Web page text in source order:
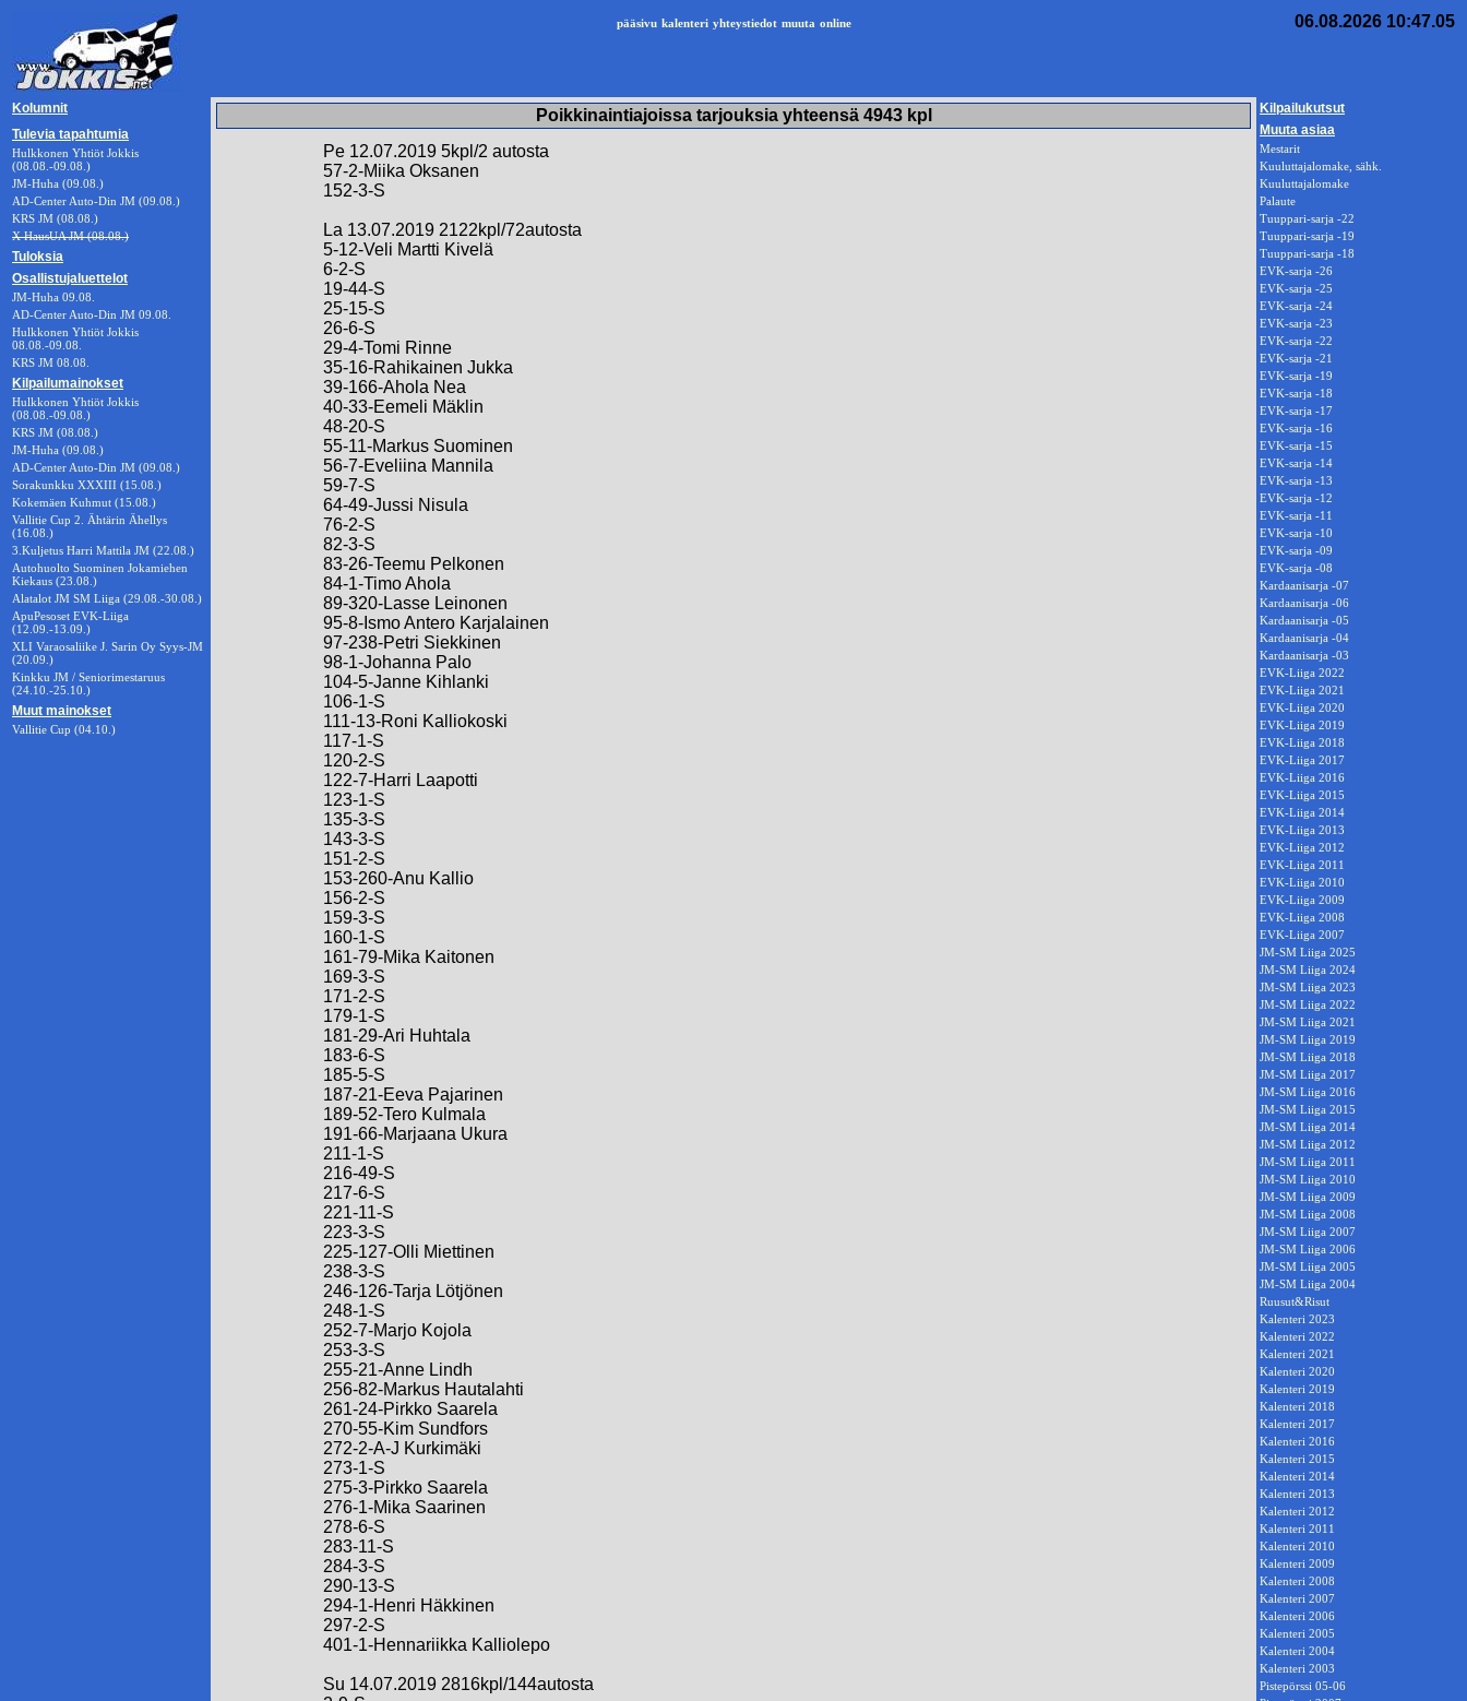
pääsivu kalenteri yhteystiedot muuta online 06.08.2026 10:47.05
Kolumnit
Tulevia tapahtumia
Hulkkonen Yhtiöt Jokkis
(08.08.-09.08.)
JM-Huha (09.08.)
AD-Center Auto-Din JM (09.08.)
KRS JM (08.08.)
X HausUA JM (08.08.)
Tuloksia
Osallistujaluettelot
JM-Huha 09.08.
AD-Center Auto-Din JM 09.08.
Hulkkonen Yhtiöt Jokkis
08.08.-09.08.
KRS JM 08.08.
Kilpailumainokset
Hulkkonen Yhtiöt Jokkis
(08.08.-09.08.)
KRS JM (08.08.)
JM-Huha (09.08.)
AD-Center Auto-Din JM (09.08.)
Sorakunkku XXXIII (15.08.)
Kokemäen Kuhmut (15.08.)
Vallitie Cup 2. Ähtärin Ähellys
(16.08.)
3.Kuljetus Harri Mattila JM (22.08.)
Autohuolto Suominen Jokamiehen
Kiekaus (23.08.)
Alatalot JM SM Liiga (29.08.-30.08.)
ApuPesoset EVK-Liiga
(12.09.-13.09.)
XLI Varaosaliike J. Sarin Oy Syys-JM
(20.09.)
Kinkku JM / Seniorimestaruus
(24.10.-25.10.)
Muut mainokset
Vallitie Cup (04.10.)
Poikkinaintiajoissa tarjouksia yhteensä 4943 kpl
Pe 12.07.2019 5kpl/2 autosta
57-2-Miika Oksanen
152-3-S
La 13.07.2019 2122kpl/72autosta
5-12-Veli Martti Kivelä
6-2-S
19-44-S
25-15-S
26-6-S
29-4-Tomi Rinne
35-16-Rahikainen Jukka
39-166-Ahola Nea
40-33-Eemeli Mäklin
48-20-S
55-11-Markus Suominen
56-7-Eveliina Mannila
59-7-S
64-49-Jussi Nisula
76-2-S
82-3-S
83-26-Teemu Pelkonen
84-1-Timo Ahola
89-320-Lasse Leinonen
95-8-Ismo Antero Karjalainen
97-238-Petri Siekkinen
98-1-Johanna Palo
104-5-Janne Kihlanki
106-1-S
111-13-Roni Kalliokoski
117-1-S
120-2-S
122-7-Harri Laapotti
123-1-S
135-3-S
143-3-S
151-2-S
153-260-Anu Kallio
156-2-S
159-3-S
160-1-S
161-79-Mika Kaitonen
169-3-S
171-2-S
179-1-S
181-29-Ari Huhtala
183-6-S
185-5-S
187-21-Eeva Pajarinen
189-52-Tero Kulmala
191-66-Marjaana Ukura
211-1-S
216-49-S
217-6-S
221-11-S
223-3-S
225-127-Olli Miettinen
238-3-S
246-126-Tarja Lötjönen
248-1-S
252-7-Marjo Kojola
253-3-S
255-21-Anne Lindh
256-82-Markus Hautalahti
261-24-Pirkko Saarela
270-55-Kim Sundfors
272-2-A-J Kurkimäki
273-1-S
275-3-Pirkko Saarela
276-1-Mika Saarinen
278-6-S
283-11-S
284-3-S
290-13-S
294-1-Henri Häkkinen
297-2-S
401-1-Hennariikka Kalliolepo
Su 14.07.2019 2816kpl/144autosta
Kilpailukutsut
Muuta asiaa
Mestarit
Kuuluttajalomake, sähk.
Kuuluttajalomake
Palaute
Tuuppari-sarja -22
Tuuppari-sarja -19
Tuuppari-sarja -18
EVK-sarja -26
EVK-sarja -25
EVK-sarja -24
EVK-sarja -23
EVK-sarja -22
EVK-sarja -21
EVK-sarja -19
EVK-sarja -18
EVK-sarja -17
EVK-sarja -16
EVK-sarja -15
EVK-sarja -14
EVK-sarja -13
EVK-sarja -12
EVK-sarja -11
EVK-sarja -10
EVK-sarja -09
EVK-sarja -08
Kardaanisarja -07
Kardaanisarja -06
Kardaanisarja -05
Kardaanisarja -04
Kardaanisarja -03
EVK-Liiga 2022
EVK-Liiga 2021
EVK-Liiga 2020
EVK-Liiga 2019
EVK-Liiga 2018
EVK-Liiga 2017
EVK-Liiga 2016
EVK-Liiga 2015
EVK-Liiga 2014
EVK-Liiga 2013
EVK-Liiga 2012
EVK-Liiga 2011
EVK-Liiga 2010
EVK-Liiga 2009
EVK-Liiga 2008
EVK-Liiga 2007
JM-SM Liiga 2025
JM-SM Liiga 2024
JM-SM Liiga 2023
JM-SM Liiga 2022
JM-SM Liiga 2021
JM-SM Liiga 2019
JM-SM Liiga 2018
JM-SM Liiga 2017
JM-SM Liiga 2016
JM-SM Liiga 2015
JM-SM Liiga 2014
JM-SM Liiga 2012
JM-SM Liiga 2011
JM-SM Liiga 2010
JM-SM Liiga 2009
JM-SM Liiga 2008
JM-SM Liiga 2007
JM-SM Liiga 2006
JM-SM Liiga 2005
JM-SM Liiga 2004
Ruusut&Risut
Kalenteri 2023
Kalenteri 2022
Kalenteri 2021
Kalenteri 2020
Kalenteri 2019
Kalenteri 2018
Kalenteri 2017
Kalenteri 2016
Kalenteri 2015
Kalenteri 2014
Kalenteri 2013
Kalenteri 2012
Kalenteri 2011
Kalenteri 2010
Kalenteri 2009
Kalenteri 2008
Kalenteri 2007
Kalenteri 2006
Kalenteri 2005
Kalenteri 2004
Kalenteri 2003
Pistepörssi 05-06